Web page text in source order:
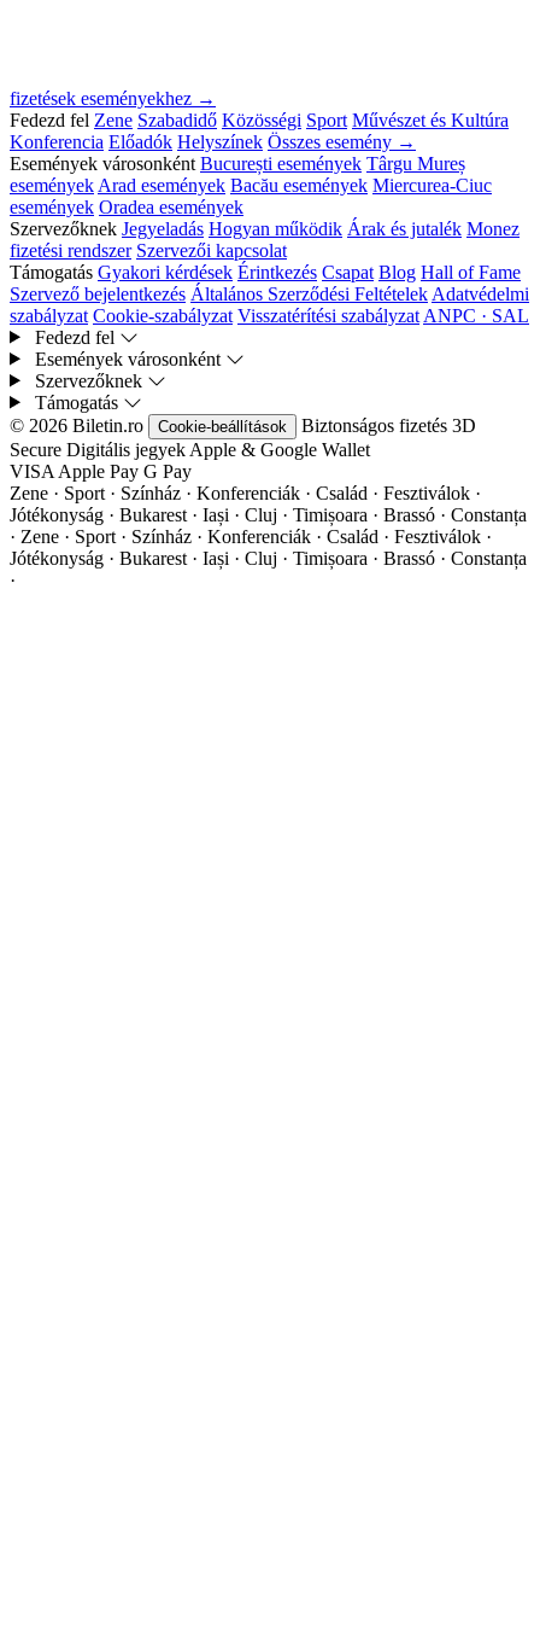
fizetések eseményekhez →
Fedezd fel Zene Szabadidő Közösségi Sport Művészet és Kultúra
Konferencia Előadók Helyszínek Összes esemény →
Események városonként București események Târgu Mureș
események Arad események Bacău események Miercurea-Ciuc
események Oradea események
Szervezőknek Jegyeladás Hogyan működik Árak és jutalék Monez
fizetési rendszer Szervezői kapcsolat
Támogatás Gyakori kérdések Érintkezés Csapat Blog Hall of Fame
Szervező bejelentkezés Általános Szerződési Feltételek Adatvédelmi
szabályzat Cookie-szabályzat Visszatérítési szabályzat ANPC · SAL
Fedezd fel
Események városonként
Szervezőknek
Támogatás
© 2026 Biletin.ro
Cookie-beállítások Biztonságos fizetés 3D
Secure Digitális jegyek Apple & Google Wallet
VISA Apple Pay G Pay
Zene · Sport · Színház · Konferenciák · Család · Fesztiválok ·
Jótékonyság · Bukarest · Iași · Cluj · Timișoara · Brassó · Constanța
· Zene · Sport · Színház · Konferenciák · Család · Fesztiválok ·
Jótékonyság · Bukarest · Iași · Cluj · Timișoara · Brassó · Constanța
·